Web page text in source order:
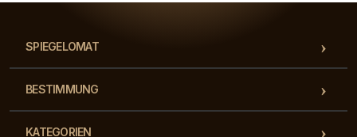
SPIEGELOMAT
BESTIMMUNG
KATEGORIEN